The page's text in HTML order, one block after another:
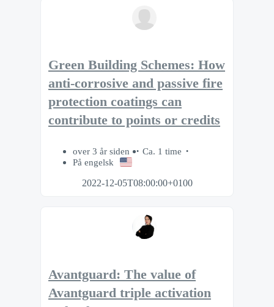
Green Building Schemes: How
anti-corrosive and passive fire
protection coatings can
contribute to points or credits
over 3 år siden
Ca. 1 time
På engelsk
2022-12-05T08:00:00+0100
Avantguard: The value of
Avantguard triple activation